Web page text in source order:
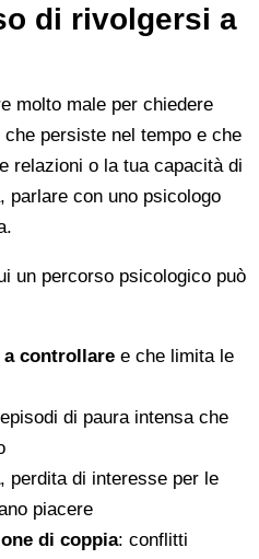
di rivolgersi a
molto male per chiedere
persiste nel tempo e che
relazioni o la tua capacità di
parlare con uno psicologo
un percorso psicologico può
controllare e che limita le
di paura intensa che
, perdita di interesse per le
piacere
di coppia: conflitti